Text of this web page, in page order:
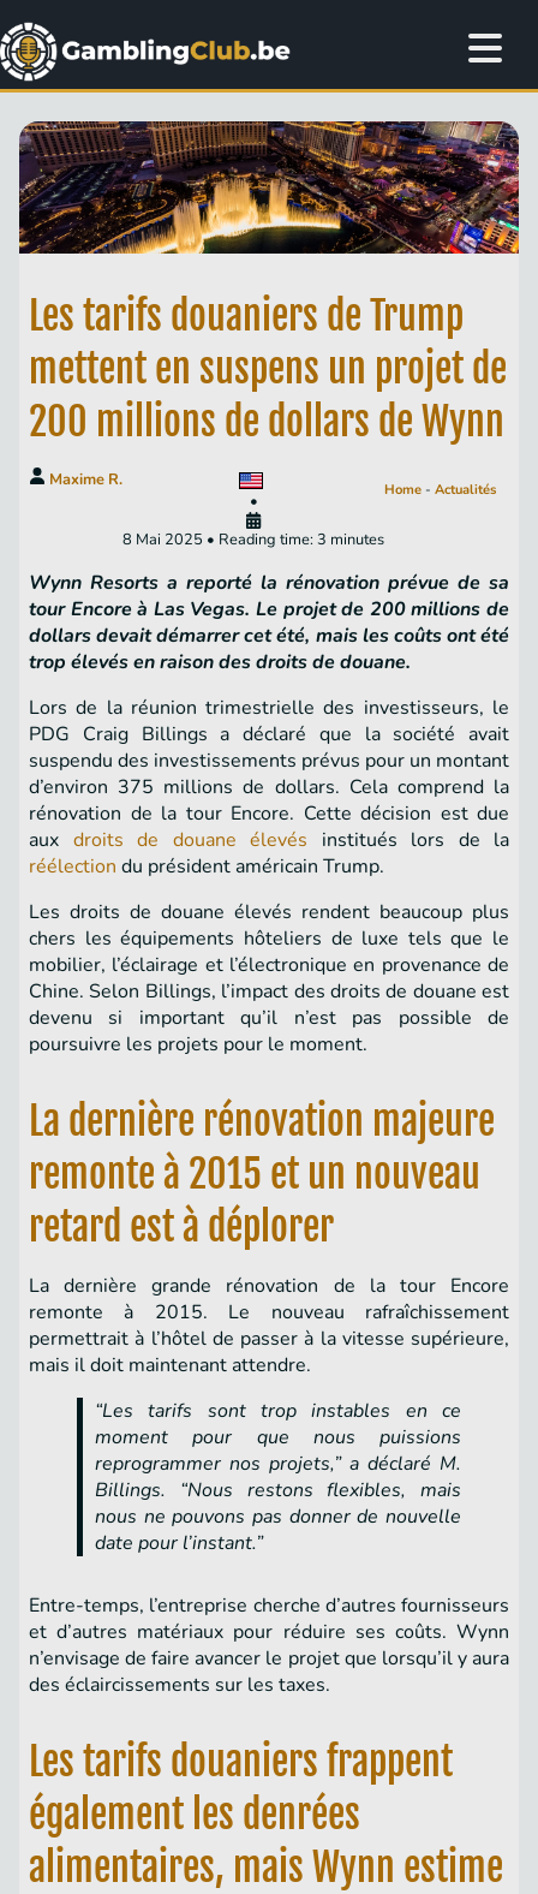
Les tarifs douaniers de Trump
mettent en suspens un projet de
200 millions de dollars de Wynn
Maxime R.
•
8 Mai 2025 • Reading time: 3 minutes
Home - Actualités
Wynn Resorts a reporté la rénovation prévue de sa
tour Encore à Las Vegas. Le projet de 200 millions de
dollars devait démarrer cet été, mais les coûts ont été
trop élevés en raison des droits de douane.
Lors de la réunion trimestrielle des investisseurs, le
PDG Craig Billings a déclaré que la société avait
suspendu des investissements prévus pour un montant
d’environ 375 millions de dollars. Cela comprend la
rénovation de la tour Encore. Cette décision est due
aux droits de douane élevés institués lors de la
réélection du président américain Trump.
Les droits de douane élevés rendent beaucoup plus
chers les équipements hôteliers de luxe tels que le
mobilier, l’éclairage et l’électronique en provenance de
Chine. Selon Billings, l’impact des droits de douane est
devenu si important qu’il n’est pas possible de
poursuivre les projets pour le moment.
La dernière rénovation majeure
remonte à 2015 et un nouveau
retard est à déplorer
La dernière grande rénovation de la tour Encore
remonte à 2015. Le nouveau rafraîchissement
permettrait à l’hôtel de passer à la vitesse supérieure,
mais il doit maintenant attendre.
“Les tarifs sont trop instables en ce
moment pour que nous puissions
reprogrammer nos projets,” a déclaré M.
Billings. “Nous restons flexibles, mais
nous ne pouvons pas donner de nouvelle
date pour l’instant.”
Entre-temps, l’entreprise cherche d’autres fournisseurs
et d’autres matériaux pour réduire ses coûts. Wynn
n’envisage de faire avancer le projet que lorsqu’il y aura
des éclaircissements sur les taxes.
Les tarifs douaniers frappent
également les denrées
alimentaires, mais Wynn estime